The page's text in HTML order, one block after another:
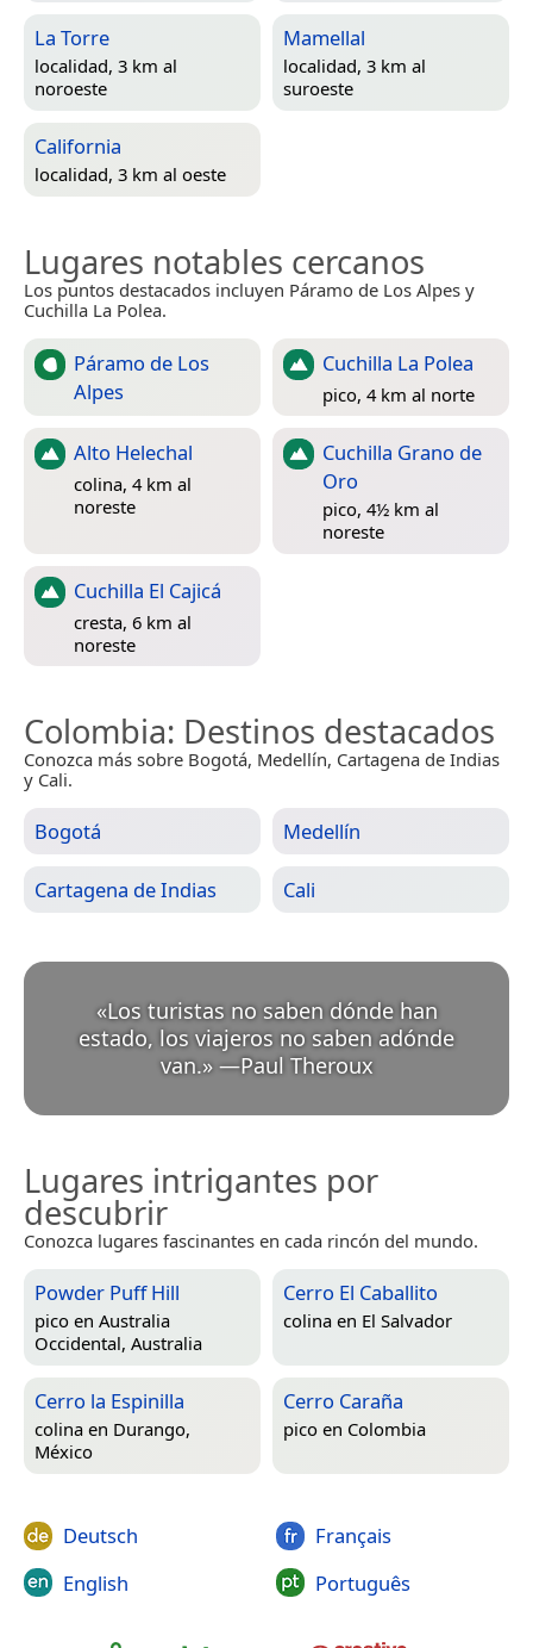
La Torre
localidad, 3 km al
noroeste
Mamellal
localidad, 3 km al
suroeste
California
localidad, 3 km al oeste
Lugares notables cercanos
Los puntos destacados incluyen Páramo de Los Alpes y
Cuchilla La Polea.
Páramo de Los
Alpes
Cuchilla La Polea
pico, 4 km al norte
Alto Helechal
colina, 4 km al
noreste
Cuchilla Grano de
Oro
pico, 4½ km al
noreste
Cuchilla El Cajicá
cresta, 6 km al
noreste
Colombia: Destinos destacados
Conozca más sobre Bogotá, Medellín, Cartagena de Indias
y Cali.
Bogotá Medellín
Cartagena de Indias Cali
«Los turistas no saben dónde han
estado, los viajeros no saben adónde
van.» —Paul Theroux
Lugares intrigantes por
descubrir
Conozca lugares fascinantes en cada rincón del mundo.
Powder Puff Hill
pico en Australia
Occidental, Australia
Cerro El Caballito
colina en El Salvador
Cerro la Espinilla
colina en Durango,
México
Cerro Caraña
pico en Colombia
Deutsch
English
Français
Português